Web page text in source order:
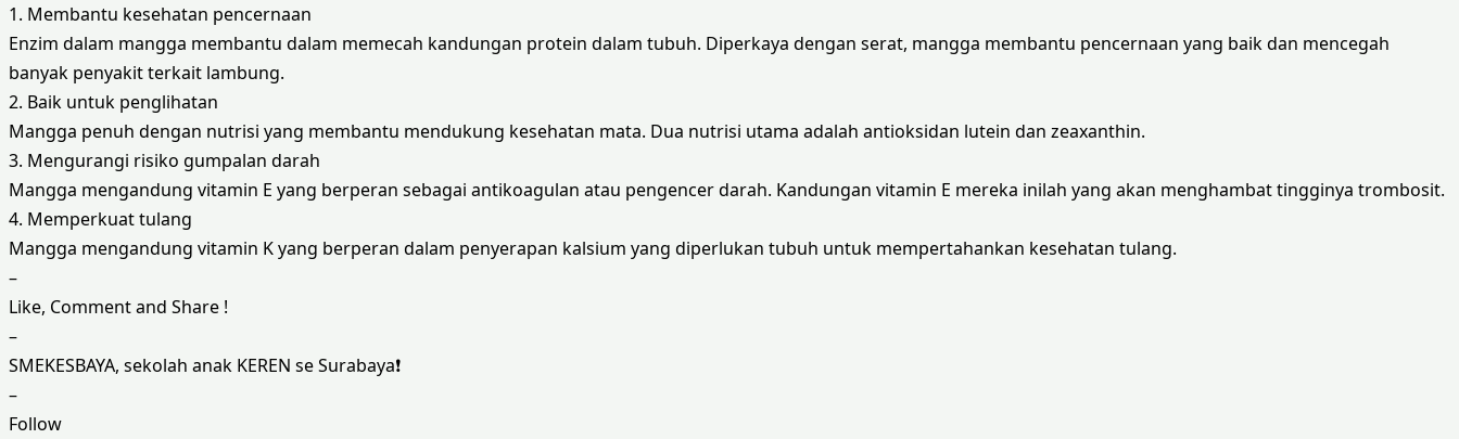
1. Membantu kesehatan pencernaan
Enzim dalam mangga membantu dalam memecah kandungan protein dalam tubuh. Diperkaya dengan serat, mangga membantu pencernaan yang baik dan mencegah
banyak penyakit terkait lambung.
2. Baik untuk penglihatan
Mangga penuh dengan nutrisi yang membantu mendukung kesehatan mata. Dua nutrisi utama adalah antioksidan lutein dan zeaxanthin.
3. Mengurangi risiko gumpalan darah
Mangga mengandung vitamin E yang berperan sebagai antikoagulan atau pengencer darah. Kandungan vitamin E mereka inilah yang akan menghambat tingginya trombosit.
4. Memperkuat tulang
Mangga mengandung vitamin K yang berperan dalam penyerapan kalsium yang diperlukan tubuh untuk mempertahankan kesehatan tulang.
–
Like, Comment and Share !
–
SMEKESBAYA, sekolah anak KEREN se Surabaya❗
–
Follow